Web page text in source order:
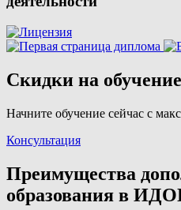
Скидки на
Начните обучение сейчас с
Консультация
Преимущества
образования в